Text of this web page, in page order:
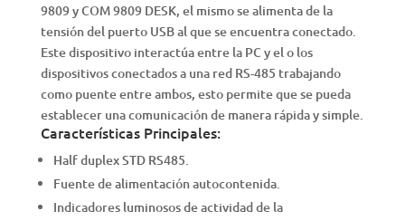
9809 y COM 9809 DESK, el mismo se alimenta de la
tensión del puerto USB al que se encuentra conectado.
Este dispositivo interactúa entre la PC y el o los
dispositivos conectados a una red RS-485 trabajando
como puente entre ambos, esto permite que se pueda
establecer una comunicación de manera rápida y simple.
Características Principales:
Half duplex STD RS485.
Fuente de alimentación autocontenida.
Indicadores luminosos de actividad de la